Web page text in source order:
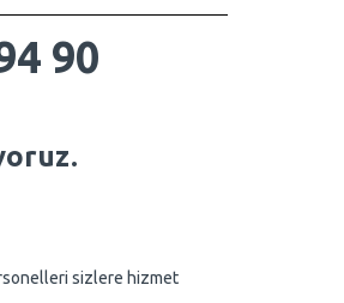
90
sizlere hizmet